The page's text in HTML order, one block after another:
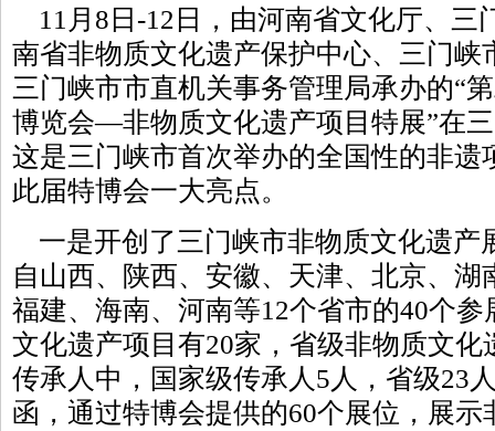
11月8日-12日，由河南省文化厅、三
南省非物质文化遗产保护中心、三门峡
三门峡市市直机关事务管理局承办的“
博览会—非物质文化遗产项目特展”在
这是三门峡市首次举办的全国性的非遗
此届特博会一大亮点。
一是开创了三门峡市非物质文化遗产
自山西、陕西、安徽、天津、北京、
福建、海南、河南等12个省市的40个
文化遗产项目有20家，省级非物质文化
传承人中，国家级传承人5人，省级23
函，通过特博会提供的60个展位，展